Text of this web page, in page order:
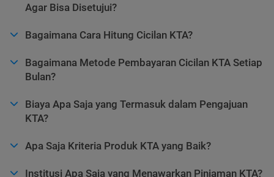
Agar Bisa Disetujui?
Bagaimana Cara Hitung Cicilan KTA?
Bagaimana Metode Pembayaran Cicilan KTA Setiap
Bulan?
Biaya Apa Saja yang Termasuk dalam Pengajuan
KTA?
Apa Saja Kriteria Produk KTA yang Baik?
Institusi Apa Saja yang Menawarkan Pinjaman KTA?